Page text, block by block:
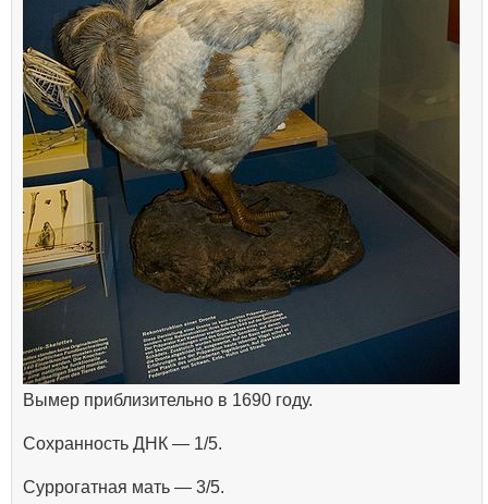
Вымер приблизительно в 1690 году.
Сохранность ДНК — 1/5.
Суррогатная мать — 3/5.